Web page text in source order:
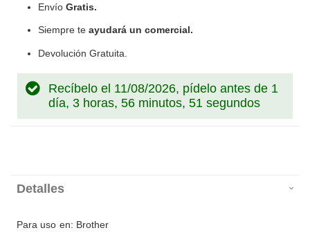
Envío Gratis.
Siempre te ayudará un comercial.
Devolución Gratuita.
Recíbelo el 11/08/2026, pídelo antes de 1
día, 3 horas, 56 minutos, 50 segundos
Detalles
Para uso en: Brother